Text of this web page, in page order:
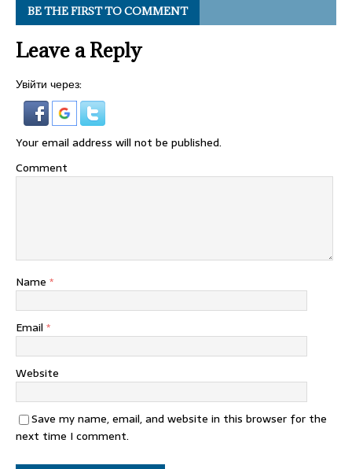
BE THE FIRST TO COMMENT
Leave a Reply
Увійти через:
Your email address will not be published.
Comment
Name *
Email *
Website
Save my name, email, and website in this browser for the
next time I comment.